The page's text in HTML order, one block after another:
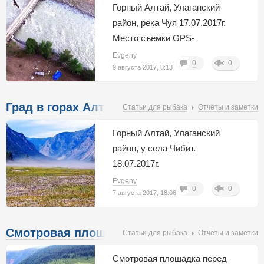
Горный Алтай, Улаганский
район, река Чуя 17.07.2017г.
Место съемки GPS-
координаты: 50.328642,
87.467991
0 0
Evgeny
9 августа 2017, 8:13
Град в горах Алтая. Лето - 2017. Часть - 5.
Статьи для рыбака Отчёты и заметки
Горный Алтай, Улаганский
район, у села Чибит.
18.07.2017г.
0 0
Evgeny
7 августа 2017, 18:06
Смотровая площадка Кату-Ярык на Алтае.
Лето - 2017.Часть - 4.
Статьи для рыбака Отчёты и заметки
Смотровая площадка перед